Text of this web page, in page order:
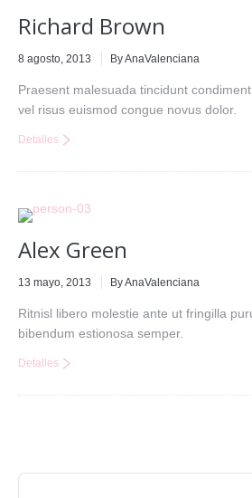
Richard Brown
8 agosto, 2013 By AnaValenciana
Praesent malesuada tincidunt
vel risus euismod congue novus dolor.
Detalles
Alex Green
13 mayo, 2013 By AnaValenciana
Ritnisl libero molestie ante ut fringilla
bibendum estionosa semper.
Detalles